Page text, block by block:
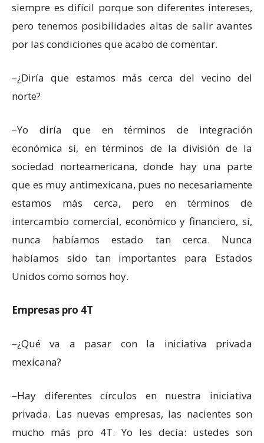
siempre es difícil porque son diferentes intereses,
pero tenemos posibilidades altas de salir avantes
por las condiciones que acabo de comentar.
–¿Diría que estamos más cerca del vecino del
norte?
–Yo diría que en términos de integración
económica sí, en términos de la división de la
sociedad norteamericana, donde hay una parte
que es muy antimexicana, pues no necesariamente
estamos más cerca, pero en términos de
intercambio comercial, económico y financiero, sí,
nunca habíamos estado tan cerca. Nunca
habíamos sido tan importantes para Estados
Unidos como somos hoy.
Empresas pro 4T
–¿Qué va a pasar con la iniciativa privada
mexicana?
–Hay diferentes círculos en nuestra iniciativa
privada. Las nuevas empresas, las nacientes son
mucho más pro 4T. Yo les decía: ustedes son